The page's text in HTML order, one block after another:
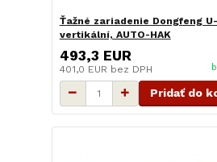
Ťažné zariadenie Dongfeng
vertikální, AUTO-HAK
493,3 EUR
401,0 EUR bez DPH
Pridať do